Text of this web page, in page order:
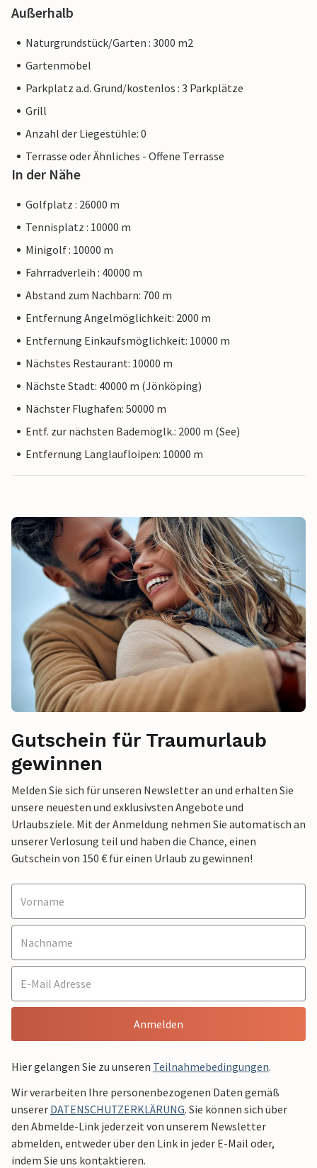
Außerhalb
Naturgrundstück/Garten : 3000 m2
Gartenmöbel
Parkplatz a.d. Grund/kostenlos : 3 Parkplätze
Grill
Anzahl der Liegestühle: 0
Terrasse oder Ähnliches - Offene Terrasse
In der Nähe
Golfplatz : 26000 m
Tennisplatz : 10000 m
Minigolf : 10000 m
Fahrradverleih : 40000 m
Abstand zum Nachbarn: 700 m
Entfernung Angelmöglichkeit: 2000 m
Entfernung Einkaufsmöglichkeit: 10000 m
Nächstes Restaurant: 10000 m
Nächste Stadt: 40000 m (Jönköping)
Nächster Flughafen: 50000 m
Entf. zur nächsten Bademöglk.: 2000 m (See)
Entfernung Langlaufloipen: 10000 m
Gutschein für Traumurlaub
gewinnen
Melden Sie sich für unseren Newsletter an und erhalten Sie
unsere neuesten und exklusivsten Angebote und
Urlaubsziele. Mit der Anmeldung nehmen Sie automatisch an
unserer Verlosung teil und haben die Chance, einen
Gutschein von 150 € für einen Urlaub zu gewinnen!
Anmelden
Hier gelangen Sie zu unseren Teilnahmebedingungen.
Wir verarbeiten Ihre personenbezogenen Daten gemäß
unserer DATENSCHUTZERKLÄRUNG. Sie können sich über
den Abmelde-Link jederzeit von unserem Newsletter
abmelden, entweder über den Link in jeder E-Mail oder,
indem Sie uns kontaktieren.